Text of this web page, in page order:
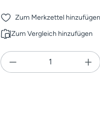
Zum Merkzettel hinzufügen
Zum Vergleich hinzufügen
Produkt Anzahl: